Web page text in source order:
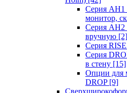
Серия
монитор,
Серия AH2
вручную [2]
Серия
Серия
в стену [15]
Опции для
DROP [9]